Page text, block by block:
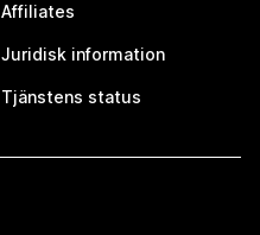
Affiliates
Juridisk information
Tjänstens status